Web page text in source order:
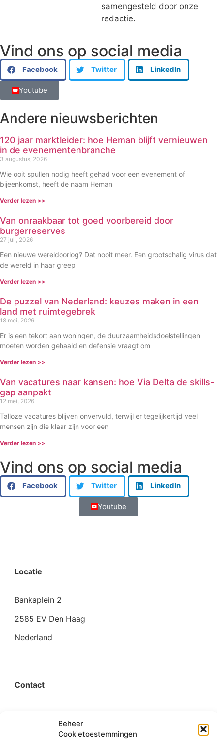
Beheer
Cookietoestemmingen
samengesteld door onze
redactie.
Vind ons op social media
Facebook Twitter LinkedIn
Youtube
Andere nieuwsberichten
120 jaar marktleider: hoe Heman blijft vernieuwen
in de evenementenbranche
3 augustus, 2026
Wie ooit spullen nodig heeft gehad voor een evenement of
bijeenkomst, heeft de naam Heman
Verder lezen >>
Van onraakbaar tot goed voorbereid door
burgerreserves
27 juli, 2026
Een nieuwe wereldoorlog? Dat nooit meer. Een grootschalig virus dat
de wereld in haar greep
Verder lezen >>
De puzzel van Nederland: keuzes maken in een
land met ruimtegebrek
18 mei, 2026
Er is een tekort aan woningen, de duurzaamheidsdoelstellingen
moeten worden gehaald en defensie vraagt om
Verder lezen >>
Van vacatures naar kansen: hoe Via Delta de skills-
gap aanpakt
12 mei, 2026
Talloze vacatures blijven onvervuld, terwijl er tegelijkertijd veel
mensen zijn die klaar zijn voor een
Verder lezen >>
Vind ons op social media
Facebook Twitter LinkedIn
Youtube
Locatie
Bankaplein 2
2585 EV Den Haag
Nederland
Contact
organisatie@bigimprovementday.org
+31 6 53124595